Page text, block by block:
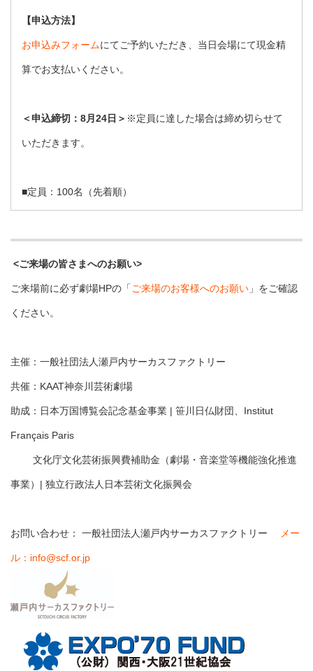
【申込方法】
お申込みフォームにてご予約いただき、当日会場にて現金精
算でお支払いください。
＜申込締切：8月24日＞ ※定員に達した場合は締め切らせて
いただきます。
■定員：100名（先着順）
<ご来場の皆さまへのお願い>
ご来場前に必ず劇場HPの「ご来場のお客様へのお願い 」をご確認
ください。
主催：一般社団法人瀬戸内サーカスファクトリー
共催：KAAT神奈川芸術劇場
助成：日本万国博覧会記念基金事業 | 笹川日仏財団、Institut
Français Paris
文化庁文化芸術振興費補助金（劇場・音楽堂等機能強化推進
事業）| 独立行政法人日本芸術文化振興会
お問い合わせ： 一般社団法人瀬戸内サーカスファクトリー メー
ル： info@scf.or.jp